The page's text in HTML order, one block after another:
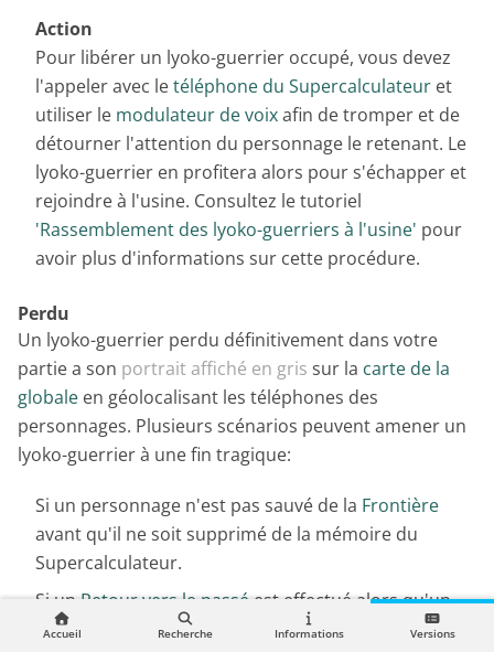
Action
Pour libérer un lyoko-guerrier occupé, vous devez
l'appeler avec letéléphone du Supercalculateur et
utiliser le modulateur de voixafin de tromper et de
détourner l'attention du personnage le retenant. Le
lyoko-guerrier en profitera alors pour s'échapper et
rejoindre à l'usine. Consultez le tutoriel
'Rassemblement des lyoko-guerriers à l'usine' pour
avoir plus d'informations sur cette procédure.
Perdu
Un lyoko-guerrier perdu définitivement dans votre
partie a son portrait affiché en gris sur la carte de la
globale en géolocalisant les téléphones des
personnages. Plusieurs scénarios peuvent amener un
lyoko-guerrier à une fin tragique:
Si un personnage n'est pas sauvé de la Frontière
avant qu'il ne soit supprimé de la mémoire du
Supercalculateur.
Si unRetour vers le passéest effectué alors qu'un
personnage est en état de
Dévirt. Mortelle
, capturée
Accueil Recherche Informations Versions